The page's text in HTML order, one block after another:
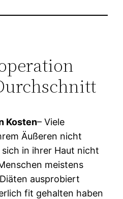
Kosten– Viele
Äußeren nicht
in ihrer Haut nicht
meistens
ausprobiert
fit gehalten haben